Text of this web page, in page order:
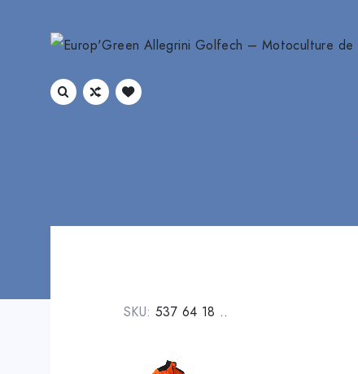
SKU: 537 64 18 ..